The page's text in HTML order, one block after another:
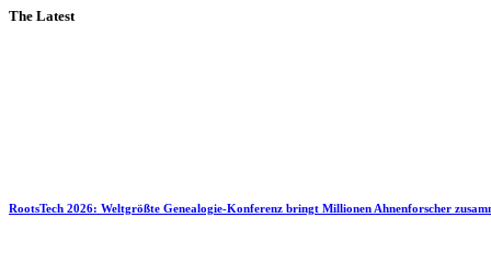
The Latest
RootsTech 2026: Weltgrößte Genealogie-Konferenz bringt Millionen Ahnenforscher